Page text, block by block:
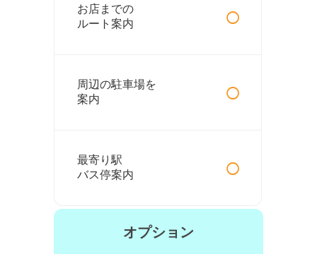
お店までの
ルート案内
○
周辺の駐車場を
案内
○
最寄り駅
バス停案内
○
オプション